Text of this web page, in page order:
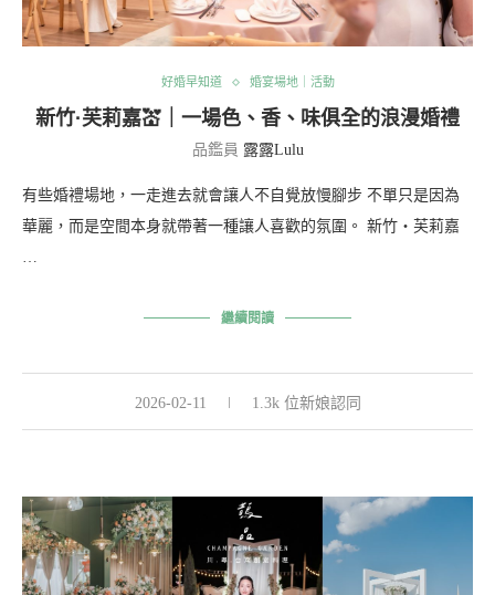
好婚早知道 婚宴場地｜活動
新竹·芙莉嘉💒｜一場色、香、味俱全的浪漫婚禮
品鑑員 露露Lulu
有些婚禮場地，一走進去就會讓人不自覺放慢腳步 不單只是因為
華麗，而是空間本身就帶著一種讓人喜歡的氛圍。 新竹‧芙莉嘉
…
繼續閱讀
2026-02-11 1.3k 位新娘認同